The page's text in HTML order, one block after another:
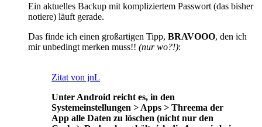
Ein aktuelles Backup mit kompliziertem Passwort (das bisher
notiere) läuft gerade.
Das finde ich einen großartigen Tipp, BRAVOOO, den ich
mir unbedingt merken muss!! (nur wo?!):
Zitat von jnL
Unter Android reicht es, in den
Systemeinstellungen > Apps > Threema der
App alle Daten zu löschen (nicht nur den